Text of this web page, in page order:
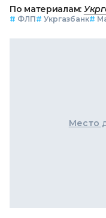
По материалам:
# ФЛП# Укргазбанк#
Место